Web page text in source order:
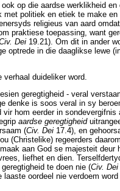
ook op die aardse werklikheid en
met politiek en etiek te make
religieus van aard
praktiese toepassing, want
Dei 19.21). Om dit in ander
optrede in die daaglikse lewe
verhaal duideliker word.
geregtigheid - veral
denke is soos veral in sy
hom eerder in sondevergifnis
aardse geregtigheid
(Civ. Dei 17.4), en
(Christelike) regeerders
aan God se majesteit deur
liefhet en dien.
te doen nie (Civ. Dei
laaste oordeel nie verdoem